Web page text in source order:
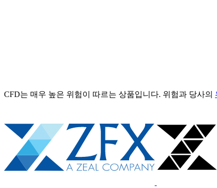
CFD는 매우 높은 위험이 따르는 상품입니다. 위험과 당사의